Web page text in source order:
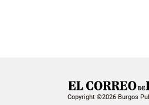
Copyright ©2026 Burgos